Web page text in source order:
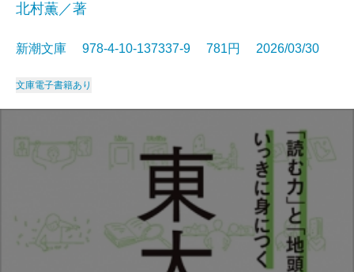
北村薫／著
新潮文庫 978-4-10-137337-9 781円 2026/03/30
文庫電子書籍あり